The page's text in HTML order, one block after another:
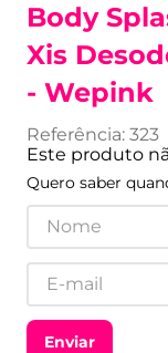
Body
Xis
- Wepink
Referência: 323
Este produto
Quero saber
Enviar